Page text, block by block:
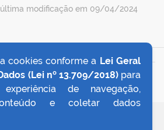
última modificação em 09/04/2024
AO TOPO
cookies conforme a Lei Geral
(Lei nº 13.709/2018)para
de navegação,
e coletar dados